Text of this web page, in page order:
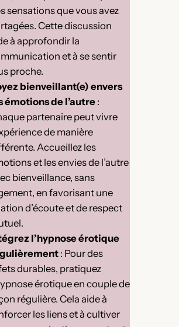
sensations que vous avez
Cette discussion
à approfondir la
et à se sentir
proche.
bienveillant(e) envers
émotions de l’autre:
partenaire peut vivre
de manière
Accueillez les
et les envies de l’autre
bienveillance, sans
en favorisant une
d’écoute et de respect
l’hypnose érotique
: Pour des
durables, pratiquez
érotique en couple de
régulière. Cela aide à
les liens et à cultiver